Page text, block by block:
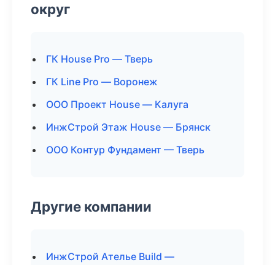
округ
ГК House Pro — Тверь
ГК Line Pro — Воронеж
ООО Проект House — Калуга
ИнжСтрой Этаж House — Брянск
ООО Контур Фундамент — Тверь
Другие компании
ИнжСтрой Ателье Build —